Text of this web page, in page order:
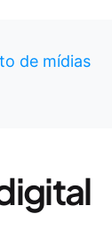
de mídias